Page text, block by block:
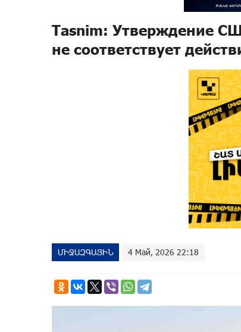
Tasnim: Утверждение
не соответствует
ՄԻՋԱԶԳԱՅԻՆ 4 Май, 2026 22:18